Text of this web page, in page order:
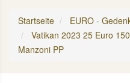
Startseite EURO -
Vatikan 2023 25 Euro
Manzoni PP